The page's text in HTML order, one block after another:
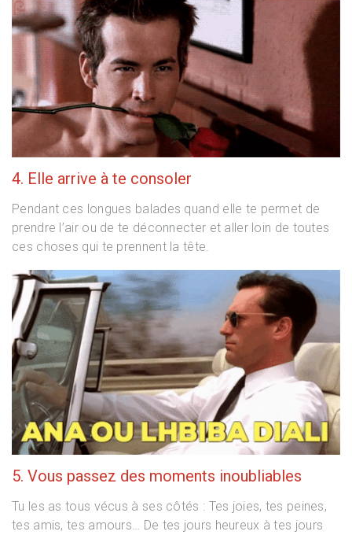
4. Elle arrive à te consoler
Pendant ces longues balades quand elle te permet de
prendre l’air ou de te déconnecter et aller loin de toutes
ces choses qui te prennent la tête.
5. Vous passez des moments inoubliables
Tu les as tous vécus à ses côtés : Tes joies, tes peines,
tes amis, tes amours… De tes jours heureux à tes jours